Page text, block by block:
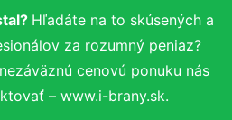
Hľadáte na to skúsených a
za rozumný peniaz?
cenovú ponuku nás
– www.i-brany.sk.